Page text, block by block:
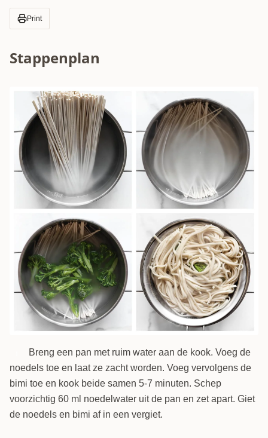
Print
Stappenplan
Breng een pan met ruim water aan de kook. Voeg de
noedels toe en laat ze zacht worden. Voeg vervolgens de
bimi toe en kook beide samen 5-7 minuten. Schep
voorzichtig 60 ml noedelwater uit de pan en zet apart. Giet
de noedels en bimi af in een vergiet.